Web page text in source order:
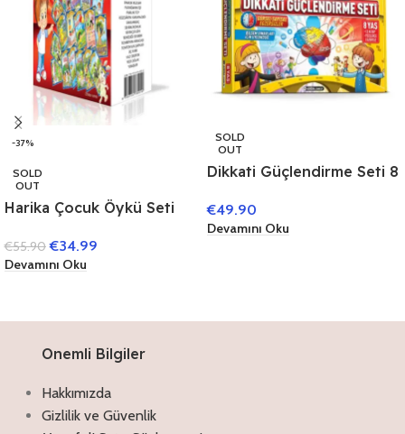
-37%
SOLD
OUT
Harika Çocuk Öykü Seti
€55.90 €34.99
Devamını Oku
SOLD
OUT
Dikkati Güçlendirme Seti 8
€49.90
Devamını Oku
Onemli Bilgiler
Hakkımızda
Gizlilik ve Güvenlik